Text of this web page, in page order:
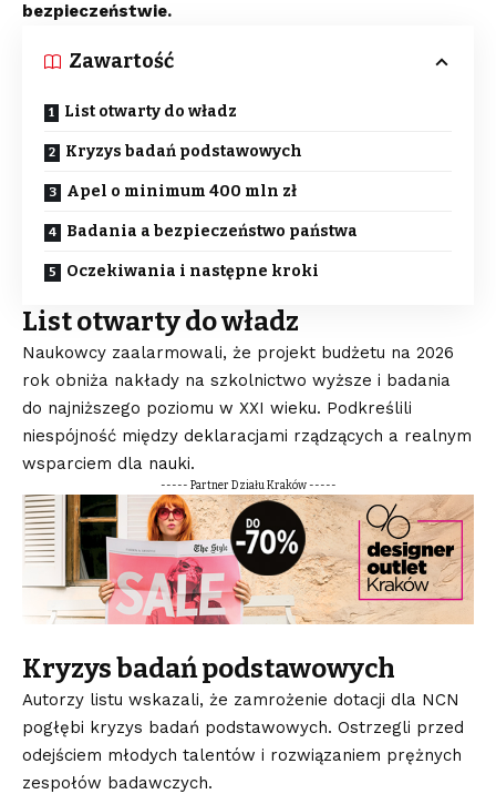
bezpieczeństwie.
Zawartość
List otwarty do władz
Kryzys badań podstawowych
Apel o minimum 400 mln zł
Badania a bezpieczeństwo państwa
Oczekiwania i następne kroki
List otwarty do władz
Naukowcy zaalarmowali, że projekt budżetu na 2026
rok obniża nakłady na szkolnictwo wyższe i badania
do najniższego poziomu w XXI wieku. Podkreślili
niespójność między deklaracjami rządzących a realnym
wsparciem dla nauki.
----- Partner Działu Kraków -----
Kryzys badań podstawowych
Autorzy listu wskazali, że zamrożenie dotacji dla NCN
pogłębi kryzys badań podstawowych. Ostrzegli przed
odejściem młodych talentów i rozwiązaniem prężnych
zespołów badawczych.